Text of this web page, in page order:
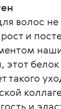
волос
и
такого
и